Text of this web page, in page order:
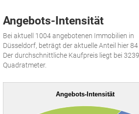
Angebots-Intensität
Bei aktuell 1004 angebotenen Immobilien in
Düsseldorf, beträgt der aktuelle Anteil hier 84
Der durchschnittliche Kaufpreis liegt bei
Quadratmeter.
Angebots-Intensität